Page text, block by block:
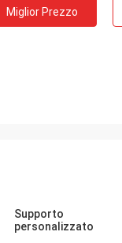
Miglior Prezzo
Supporto
personalizzato